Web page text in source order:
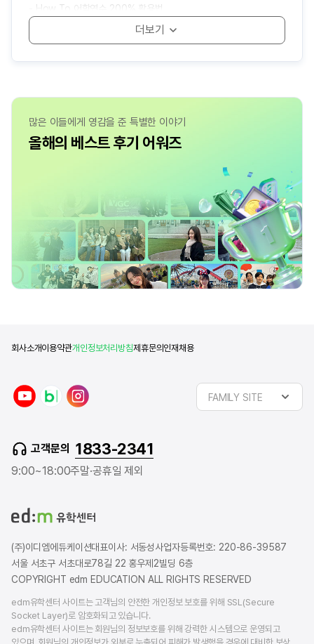
- How To 어학연수 200% 활용법
- 다음 주인공은 당신입니다! 유학박람회 일정
- 직접 듣는 어학연수 Vlog
- 석사 입학 전 필수 준비 리스트
- 첫 한 달이 1년을 결정한다
- 셰필드에서 석사 과정을 한다는 것
- 어학연수 도시별 크리스마스 후기
- 겨울 캐나다 어학연수 준비물
- 캐나다 어학연수 출국 전 이것만 챙기세요
- 예비 유학생들과 선배들의 만남, edm네트워킹 데이
- 본머스에서 영어와 친해지는 중
- edm유학센터 런던지사 소셜데이 후기
많은 이들에게 영감을 준 특별한 이야기
올해의 베스트 후기 어워즈
회사소개이용약관개인정보처리방침제휴문의인재채용
u
n
a
r
l
a
g
FAMILY SITE
고객문의 1833-2341
9:00~18:00주말·공휴일 제외
(주)이디엠에듀케이션대표이사: 서동성사업자등록번호: 220-86-39587
서울 서초구 서초대로78길 22 홍우제2빌딩 6층
COPYRIGHT edm EDUCATION ALL RIGHTS RESERVED
edm유학센터 사이트는 고객님의 안전한 개인정보 보호를 위해 SSL(Secure
Socket Layer)로 암호화되고 있습니다.
edm유학센터 사이트는 회원님의 정보보호를 위해 강력한 시스템으로 운영되고